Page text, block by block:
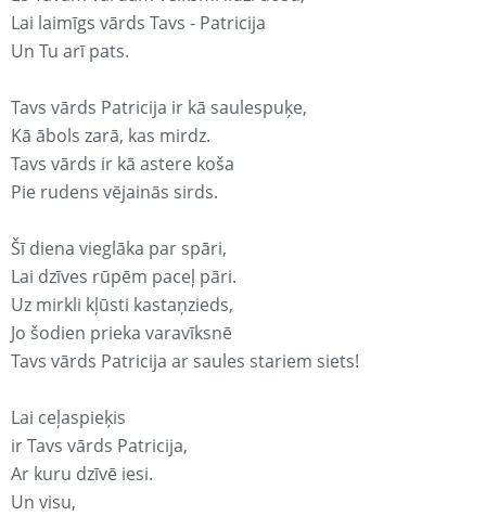
Lai laimīgs vārds Tavs - Patricija
Un Tu arī pats.
Tavs vārds Patricija ir kā saulespuķe,
Kā ābols zarā, kas mirdz.
Tavs vārds ir kā astere koša
Pie rudens vējainās sirds.
Šī diena vieglāka par spāri,
Lai dzīves rūpēm paceļ pāri.
Uz mirkli kļūsti kastaņzieds,
Jo šodien prieka varavīksnē
Tavs vārds Patricija ar saules stariem siets!
Lai ceļaspieķis
ir Tavs vārds Patricija,
Ar kuru dzīvē iesi.
Un visu,